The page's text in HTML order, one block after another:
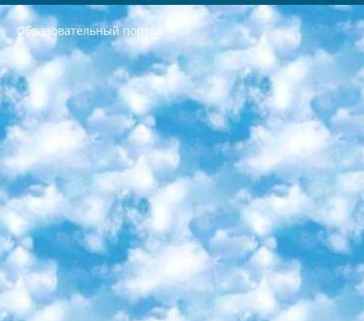
Образовательный портал
РЕСПУБЛИКА УЗБЕКИСТАН МИНИСТРЕРСТВО ДОШКОЛЬНОГО И ШКОЛЬНОГО ОБРАЗОВАНИЯ КОМАНДА в общеобразовательных учреждениях в 2023-2024 учебном году организация и проведение итоговой государственной аттестации обучающихся о Министра дошкольного и школьного образования Республики Узбекистан от 4 марта 2008 года (постановлением Минюста от 20 марта 2008 года № 1778 государственной регистрации) «Итоговое состояние учащихся общего среднего образования на основании положения об утверждении положения об аттестации общего среднего образования выпускной экзамен студентов в образовательных учреждениях в 2023-2024 учебном году В целях организации и прохождения аттестации приказываю: 1. Следующее: перечень предметов, по которым будет проводиться итоговая государственная аттестация и экзамен формы перевода согласно приложению 1; сертификаты международного образца, оценивающие уровень владения иностранными языками перечень согласно приложению 2; 2. Педагогический при специализированных образовательных учреждениях. научно-практический центр квалификации и международной оценки (Д.Давидова) 2024 г. До 25 марта: задания по предметам, по которым будет проводиться итоговая аттестация разработка и утверждение технических условий; итоговая аттестация на основании разработанного предметного задания разработка вопросов по предметам (устно и письменно), экзамен передача; общеобразовательные средние школы и специальные учебные заведения учащиеся выпускных классов школ и интернатов в агентской системе подготовка базы данных экзаменационных материалов и критериев оценки; перевод базы экзаменационных материалов на все языки обучения подать в Республиканский образовательный центр для изготовления; варианты экзаменов на основе разработанных контрольных материалов пусть будут поставлены задачи формирования. 3. Республиканский образовательный центр (Ш.Худайкулов) до 5 апреля 2024 года. до: база данных предоставленных экзаменационных материалов на все языки обучения перевод и экспертиза; для слепых, слабовидящих, глухих, слабослышащих и умственно отсталых детей учащиеся выпускных классов специализированных школ и школ-интернатов база данных экзаменационных материалов на всех преподаваемых языках подготовка критериев оценки; специализированные школы для умственно отсталых детей и технологии для учащихся выпускных классов школ-интернатов разработка соответствующих рекомендаций и критериев проведения ЕГЭ по естествознанию давать задания. 4. Педагогический при специализированных образовательных учреждениях. Научно-практический центр навыков и международной оценки (Д.Давидова), Республика образовательный центр (Худайкулов Ш.) итоговый государственный аттестационный экзамен ориентирован на творческое и логическое мышление при подготовке базы материалов учитывать введение заданий. 5. Следует отметить, что: сертификат государственного образца о знании общеобразовательного предмета и как минимум национальный уровень B1 по предметам на иностранных языках, указанным в Приложении 2. или международно признанный сертификат эквивалентного уровня студенты, изучающие определенный предмет, освобождаются от экзамена; по соответствующим предметам запланирована итоговая государственная аттестация за день до дня, путем жеребьевки Рабочей группой (в письменной форме по предметам, проводимым в форме) из числа сформированных вариантов выбрано 2 варианта; 2 выбранных варианта экзамена анонсированы на официальном сайте министерства и все выпускники по всей стране на основе этих вариантов проводит итоговую государственную аттестацию. 6. Государственное образование учащихся средних общеобразовательных учреждений. знания в соответствии с квалификационными требованиями, которые необходимо приобрести на основании стандартов итоговый (выпускной) контроль для 9 и 11 классов в целях тестирования Экзамены (далее – экзамены) состоят из предметов, перечисленных в приложении 1. будет сделано. 7. Экзамены пройдут с 26 мая по 15 июня 2024 г. (кроме науки физического воспитания). 8. Физическая для учащихся 9 классов общесредних образовательных учреждений. Экзамены по предмету «Образование, квалификация медицина» 1-6 мая 2024 года. сотрудники перевести под присмотр (с отклонениями в физическом или умственном развитии) специализированная школа для детей, школы-интернаты и со сколиозом школы-интернаты санаторного типа для больных детей исключены). 9. Он был слепым, слабовидящим и имел нарушения опорно-двигательного аппарата. экзамены в специализированных школах и интернатах для детей должны проводиться исходя из требований, предъявляемых к общеобразовательным учреждениям (физкультура кроме науки). 10. Специализированная школа для глухих и слабослышащих детей. и экзамены в интернатах и быть реализован в виде письменного теста по математике. 11. Специальность для умственно отсталых детей. Для 9 класса Родной язык и литературное письмо Государственный язык (язык обучения – узбекский). для неклассов) написано Математическое письмо Письменная/устная история Узбекистана Физическое воспитание практично Итоговый контроль Для 11 класса Написание родного языка и литературы (эссе) Математическое письмо Узбекский язык (обучение на узбекском языке) не посещающее общее среднее образование для учреждений)/Образовательное учреждение выбор письменный и устный Иностранный язык письменный/устный Письменная/устная история Узбекистана *По выбору студента:  Химия  Физика  Основы государственного права  География 10 бесплатных образовательных ресурсов - Мы составили подборку онлайн-проектов с интерактивными упражнениями, видеолекциями и статьями. Они помогут вам обрести новые и освежить старые знания бесплатно. 1. «ИНТУИТ» Старейшая образовательная площадка Рунета. Здесь вы найдёте сотни текстовых и видеокурсов на десятки различных тем — от программирования до психологии. Многие курсы подготовлены российскими университетами и крупными международными компаниями вроде Intel и Microsoft. Самостоятельное обучение бесплатное, но желающие могут оплатить услуги персональных наставников. 2. «Смартия» знакомит с актуальными профессиями и подсказывает, как им обучаться. Выбрав заинтересовавшую вас специальность — SMM-специалист, фотограф, веб-дизайнер или другую, — увидите список необходимых для неё умений. Чтобы вы могли освоить их самостоятельно, для каждого умения площадка отображает подборку ссылок на учебные материалы. Хотя «Смартия» ориентируется на русскоязычную аудиторию, часть контента всё же доступна только на английском. 3. «Лекторий Физтеха» Проект Московского физико-технического института (Физтеха). С его помощью вы можете смотреть онлайн серии лекций, записанные на видео в этом вузе. В числе доступных предметов — физика, биология, химия, информационные технологии и другие. К некоторым лекциям администрация ресурса прилагает готовые конспекты, которые можно скачивать в PDF-формате. 4. ITMOcourses Онлайн-площадка Санкт-Петербургского национального исследовательского университета информационных технологий, механики и оптики (ИТМО). Ресурс предоставляет свободный доступ к курсам, разработанным в этом вузе. Каталог материалов разбит на четыре категории: «Оптические системы и технологии», «Приборостроение и робототехника», «Информационные технологии» и «Биотехнологии». Курсы состоят из видеолекций, интерактивных демонстраций и заданий. 5. «КиберЛенинка» Электронная научная библиотека открытого доступа. Каталог площадки регулярно обрастает текстами статей из различных научных изданий. Сгруппированные по журналам и рубрикам публикации можно читать онлайн или скачивать целиком в PDF-формате. Проект нацелен на популяризацию науки за счёт открытого доступа к качественной информации. 6. «ПостНаука» На этом ресурсе публикуют подборки видеолекций, составленные экспертами из разных отраслей и объединённые общими темами. Среди них, к примеру, есть серии «Биоинформатика и геномика», «Культура средневековой Скандинавии» и Cinema Studies о теории кино. Каждая подборка лекций — логически связанная история, рассказанная экспертом от первого лица. Кроме того, на сайте появляются научно-образовательные статьи и тесты на разные темы. 7. «Newочём» Команда проекта «Newочём» отбирает самые интересные тексты из англоязычных СМИ и переводит те из них, за которые голосуют участники сообщества «ВКонтакте». По большей части это научно-популярные статьи. Редакторы придумывают лишь заголовки, в остальном содержание переводов соответствует оригиналам. Полные тексты можно читать прямо в социальной сети. 8. InternetUrok Онлайн-база материалов по основным дисциплинам школьной программы. Информация на сайте структурирована по классам, предметам и темам (урокам). Каждый урок состоит из видеолекций и конспектов. Есть также интерактивные тренажёры и тесты для закрепления пройденного материала. Даже если вы давно окончили школу, возможность повторить программу старших классов всегда может пригодиться. 9. Edutainme Ещё один ресурс об образовании. В отличие от Newtonew, как мне кажется, Edutainme больше ориентируется на представителей индустрии: педагогов, предпринимателей, разработчиков образовательных проектов. Но и любой, кто просто стремится к саморазвитию, найдёт на сайте много полезного и интересного для себя. Например, информацию о новых курсах и образовательных сервисах. 10. Newtonew Онлайн-медиа об образовании и обучении в широком смысле. Авторы Newtonew пишут об инструментах, заведениях, тактиках и стратегиях, которые помогают учить других и получать новые знания самостоятельно. На этой площадке вы найдёте новости, обзоры, аналитические мат